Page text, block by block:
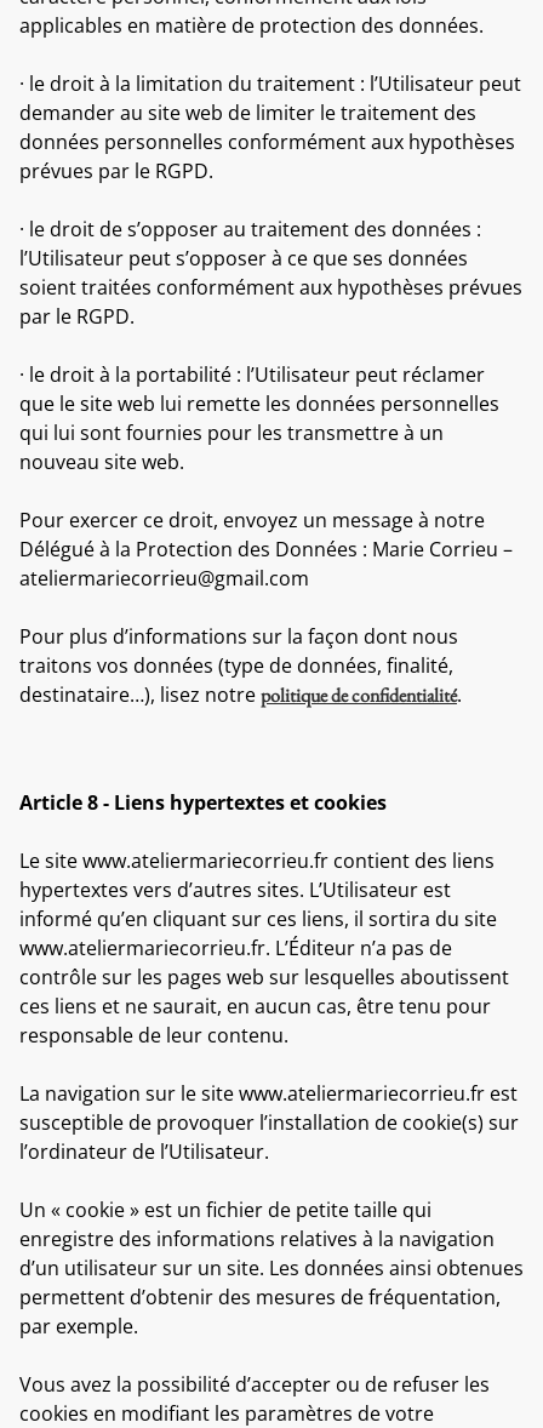
applicables en matière de protection des données.
· le droit à la limitation du traitement : l’Utilisateur peut
demander au site web de limiter le traitement des
données personnelles conformément aux hypothèses
prévues par le RGPD.
· le droit de s’opposer au traitement des données :
l’Utilisateur peut s’opposer à ce que ses données
soient traitées conformément aux hypothèses prévues
par le RGPD.
· le droit à la portabilité : l’Utilisateur peut réclamer
que le site web lui remette les données personnelles
qui lui sont fournies pour les transmettre à un
nouveau site web.
Pour exercer ce droit, envoyez un message à notre
Délégué à la Protection des Données : Marie Corrieu –
ateliermariecorrieu@gmail.com
Pour plus d’informations sur la façon dont nous
traitons vos données (type de données, finalité,
destinataire…), lisez notrepolitique de confidentialité.
Article 8 - Liens hypertextes et cookies
Le site www.ateliermariecorrieu.fr contient des liens
hypertextes vers d’autres sites. L’Utilisateur est
informé qu’en cliquant sur ces liens, il sortira du site
www.ateliermariecorrieu.fr. L’Éditeur n’a pas de
contrôle sur les pages web sur lesquelles aboutissent
ces liens et ne saurait, en aucun cas, être tenu pour
responsable de leur contenu.
La navigation sur le site www.ateliermariecorrieu.fr est
susceptible de provoquer l’installation de cookie(s) sur
l’ordinateur de l’Utilisateur.
Un « cookie » est un fichier de petite taille qui
enregistre des informations relatives à la navigation
d’un utilisateur sur un site. Les données ainsi obtenues
permettent d’obtenir des mesures de fréquentation,
par exemple.
Vous avez la possibilité d’accepter ou de refuser les
cookies en modifiant les paramètres de votre